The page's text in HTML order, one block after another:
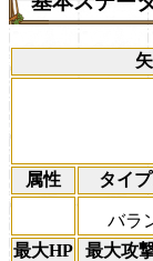
属性 タイプ
バラ
最大HP
最大攻